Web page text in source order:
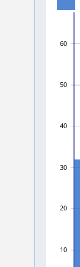
10
20
30
40
50
60